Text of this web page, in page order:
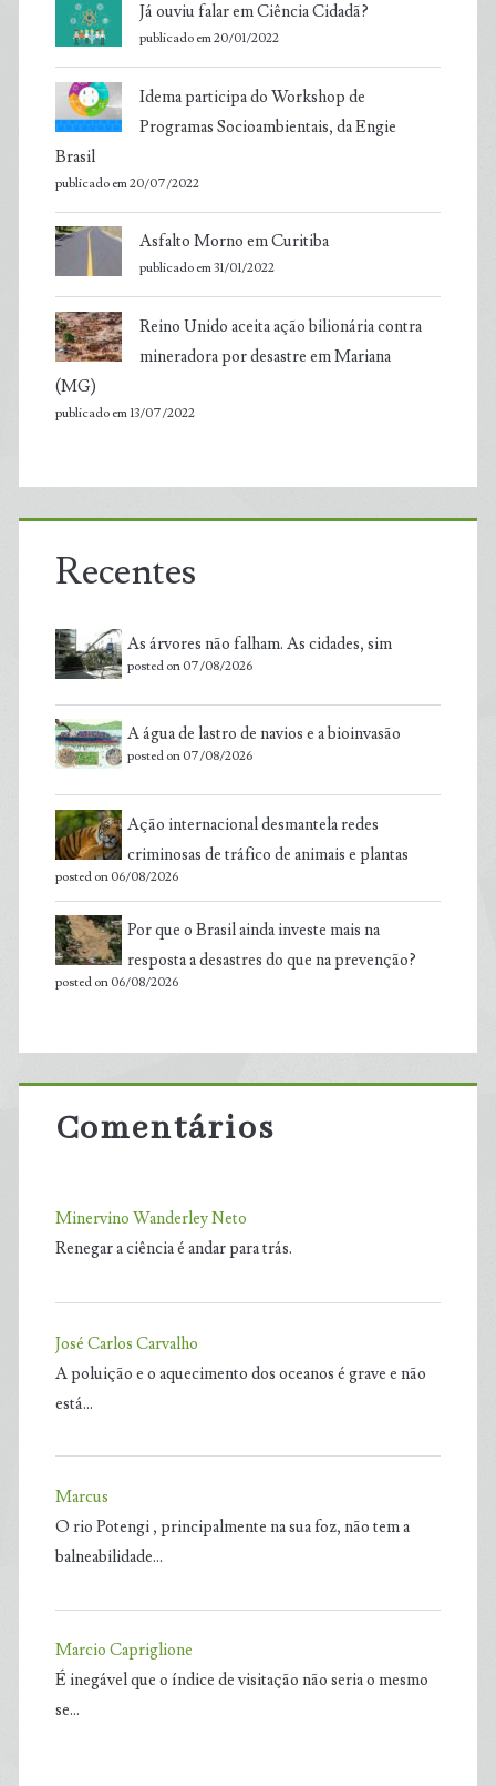
Já ouviu falar em Ciência Cidadã?
publicado em 20/01/2022
Idema participa do Workshop de
Programas Socioambientais, da Engie
Brasil
publicado em 20/07/2022
Asfalto Morno em Curitiba
publicado em 31/01/2022
Reino Unido aceita ação bilionária contra
mineradora por desastre em Mariana
(MG)
publicado em 13/07/2022
Recentes
As árvores não falham. As cidades, sim
posted on 07/08/2026
A água de lastro de navios e a bioinvasão
posted on 07/08/2026
Ação internacional desmantela redes
criminosas de tráfico de animais e plantas
posted on 06/08/2026
Por que o Brasil ainda investe mais na
resposta a desastres do que na prevenção?
posted on 06/08/2026
Comentários
Minervino Wanderley Neto
Renegar a ciência é andar para trás.
José Carlos Carvalho
A poluição e o aquecimento dos oceanos é grave e não
está…
Marcus
O rio Potengi , principalmente na sua foz, não tem a
balneabilidade…
Marcio Capriglione
É inegável que o índice de visitação não seria o mesmo
se…